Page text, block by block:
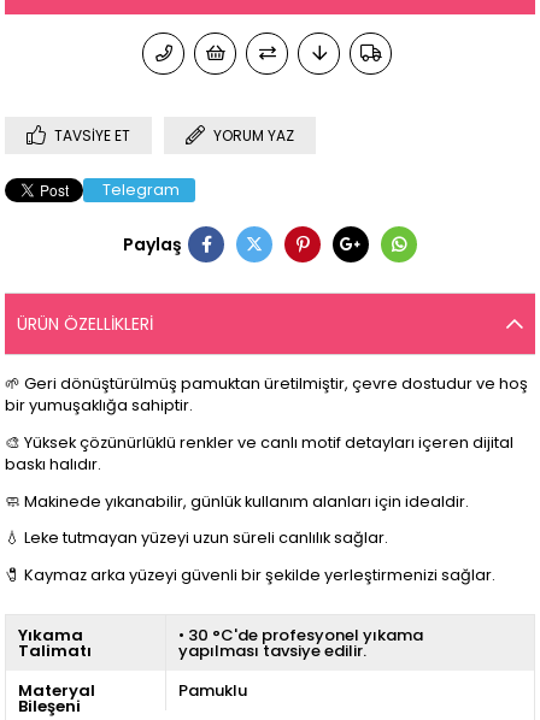
TAVSIYE ET YORUM YAZ
Telegram
Paylaş
ÜRÜN ÖZELLIKLERI
🌱 Geri dönüştürülmüş pamuktan üretilmiştir, çevre dostudur ve hoş
bir yumuşaklığa sahiptir.
🎨 Yüksek çözünürlüklü renkler ve canlı motif detayları içeren dijital
baskı halıdır.
🧼 Makinede yıkanabilir, günlük kullanım alanları için idealdir.
💧 Leke tutmayan yüzeyi uzun süreli canlılık sağlar.
🧷 Kaymaz arka yüzeyi güvenli bir şekilde yerleştirmenizi sağlar.
Yıkama
Talimatı
• 30 °C'de profesyonel yıkama
yapılması tavsiye edilir.
Materyal
Bileşeni
Pamuklu